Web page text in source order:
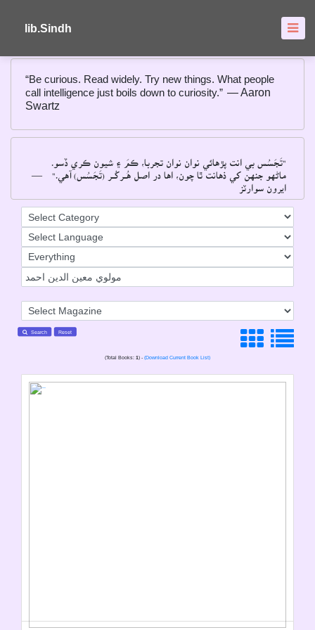
lib.Sindh
“Be curious. Read widely. Try new things. What people
call intelligence just boils down to curiosity.” ― Aaron
Swartz
"تَجَسُس بي انت پڙهائي نوان نوان تجربا، ڪمَ ۽ شيون ڪري ڏسو۔
ماڻهو جنهن کي ذهانت ٿا چون، اها در اصل هُــرکُــر (تَجَسُس) آهي۔"
ايرون سوارٽز
Search Reset
(Total Books: 1) - (Download Current Book List)